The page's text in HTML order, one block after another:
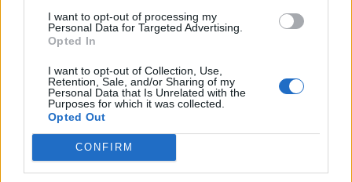
I want to opt-out of processing my
Personal Data for Targeted Advertising.
Opted In
I want to opt-out of Collection, Use,
Retention, Sale, and/or Sharing of my
Personal Data that Is Unrelated with the
Purposes for which it was collected.
Opted Out
CONFIRM
számon tarthatják napi jócselekedeteiket,
leleplezhetik az ellenséget, s minderről eszmét
cserélhetnek a többi önkorlátozó polgárral.
Schiffer András: szégyen, amit Magyar Péter
kormányzás címén művel